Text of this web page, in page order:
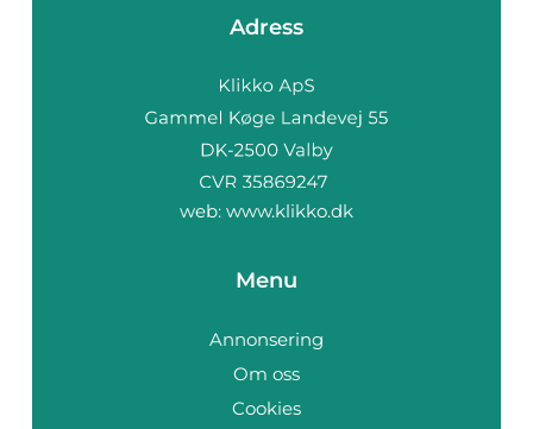
Adress
web: www.klikko.dk
Menu
Annonsering
Om oss
Cookies